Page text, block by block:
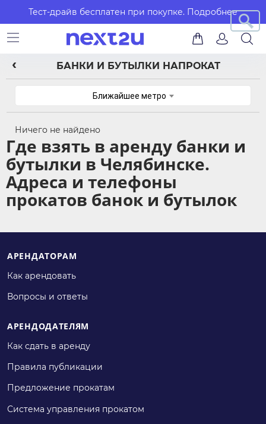
Тест-драйв бесплатен при покупке. Подробнее
БАНКИ И БУТЫЛКИ НАПРОКАТ
Ближайшее метро
Ничего не найдено
Где взять в аренду банки и
бутылки в Челябинске.
Адреса и телефоны
прокатов банок и бутылок
АРЕНДАТОРАМ
Как арендовать
Вопросы и ответы
АРЕНДОДАТЕЛЯМ
Как сдать в аренду
Правила публикации
Предложение прокатам
Система управления прокатом